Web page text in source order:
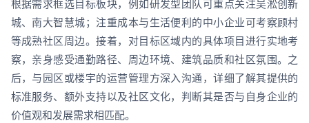
根据需求框选目标板块，例如研发型团队可重点关注吴淞创新
城、南大智慧城；注重成本与生活便利的中小企业可考察顾村
等成熟社区周边。接着，对目标区域内的具体项目进行实地考
察，亲身感受通勤路径、周边环境、建筑品质和社区氛围。之
后，与园区或楼宇的运营管理方深入沟通，详细了解其提供的
标准服务、额外支持以及社区文化，判断其是否与自身企业的
价值观和发展需求相匹配。